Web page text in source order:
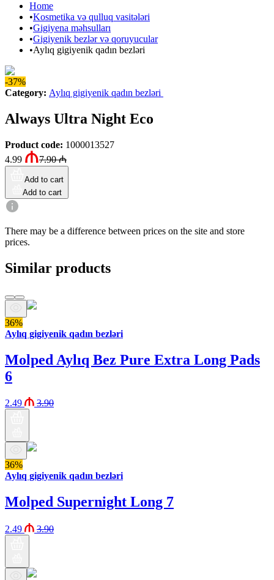
Home
•Kosmetika və qulluq vasitələri
•Gigiyena məhsulları
•Gigiyenik bezlər və qoruyucular
•Aylıq gigiyenik qadın bezləri
-37%
Category: Aylıq gigiyenik qadın bezləri
Always Ultra Night Eco
Product code: 1000013527
4.99
7.90₼
Add to cart
Add to cart
There may be a difference between prices on the site and store
prices.
Similar products
36%
Aylıq gigiyenik qadın bezləri
Molped Aylıq Bez Pure Extra Long Pads
6
2.49 3.90
36%
Aylıq gigiyenik qadın bezləri
Molped Supernight Long 7
2.49 3.90